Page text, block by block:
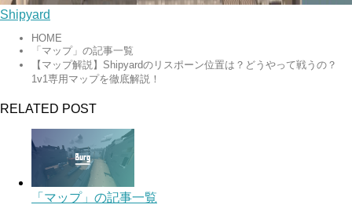
Shipyard
HOME
「マップ」の記事一覧
【マップ解説】Shipyardのリスポーン位置は？どうやって戦うの？
1v1専用マップを徹底解説！
RELATED POST
「マップ」の記事一覧